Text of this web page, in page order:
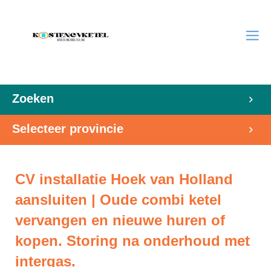
Zoeken
Selecteer provincie
CV installatie Hoek van Holland
aansluiten | Oude combi ketel
vervangen en nieuwe huren of
kopen. Storing na onderhoud met
intergas.